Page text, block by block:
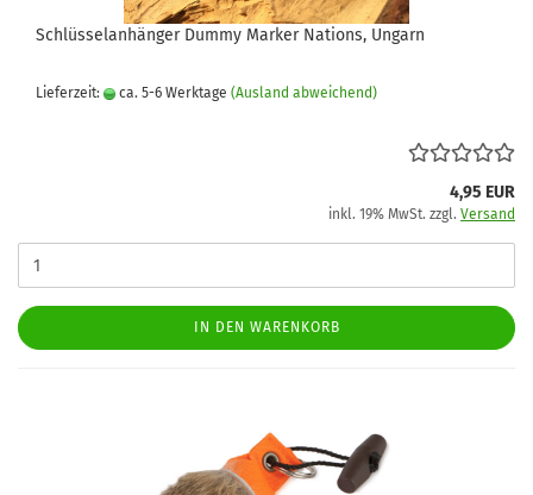
Schlüsselanhänger Dummy Marker Nations, Ungarn
Lieferzeit: ca. 5-6 Werktage (Ausland abweichend)
4,95 EUR
inkl. 19% MwSt. zzgl. Versand
IN DEN WARENKORB